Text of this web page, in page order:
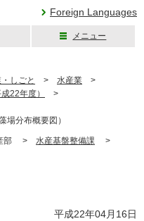
Foreign Languages
メニュー
しごと > 水産業 >
22年度）
>
分布概要図）
部 > 水産基盤整備課 >
平成22年04月16日